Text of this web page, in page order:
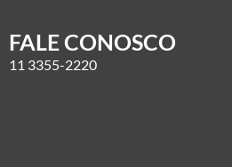
FALE CONOSCO
11 3355-2220